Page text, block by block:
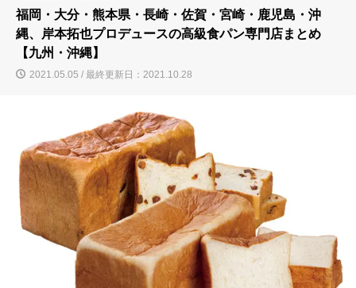
福岡・大分・熊本県・長崎・佐賀・宮崎・鹿児島・沖
縄、岸本拓也プロデュースの高級食パン専門店まとめ
【九州・沖縄】
2021.05.05 / 最終更新日：2021.10.28